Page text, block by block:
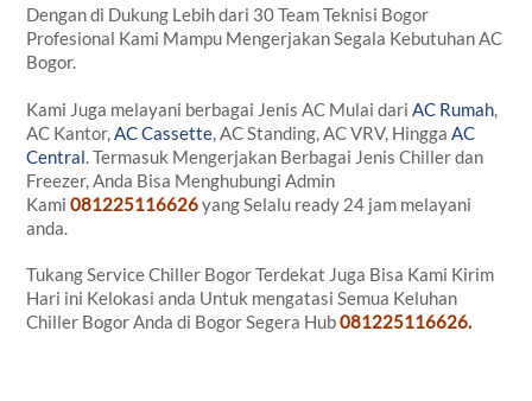
Dengan di Dukung Lebih dari 30 Team Teknisi Bogor
Profesional Kami Mampu Mengerjakan Segala Kebutuhan AC
Bogor.
Kami Juga melayani berbagai Jenis AC Mulai dariAC Rumah,
AC Kantor,AC Cassette, AC Standing, AC VRV, HinggaAC
Central. Termasuk Mengerjakan Berbagai Jenis Chiller dan
Freezer, Anda Bisa Menghubungi Admin
Kami081225116626yang Selalu ready 24 jam melayani
anda.
Tukang Service Chiller Bogor Terdekat Juga Bisa Kami Kirim
Hari ini Kelokasi anda Untuk mengatasi Semua Keluhan
Chiller Bogor Anda di Bogor Segera Hub081225116626.